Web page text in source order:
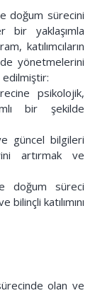
doğum sürecini
bir yaklaşımla
katılımcıların
yönetmelerini
psikolojik,
bir şekilde
güncel bilgileri
artırmak ve
doğum süreci
katılımını
olan ve